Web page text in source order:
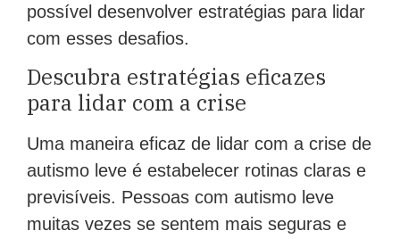
possível desenvolver estratégias para lidar
com esses desafios.
Descubra estratégias eficazes
para lidar com a crise
Uma maneira eficaz de lidar com a crise de
autismo leve é estabelecer rotinas claras e
previsíveis. Pessoas com autismo leve
muitas vezes se sentem mais seguras e